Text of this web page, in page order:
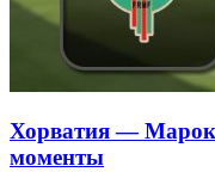
Хорватия —
моменты